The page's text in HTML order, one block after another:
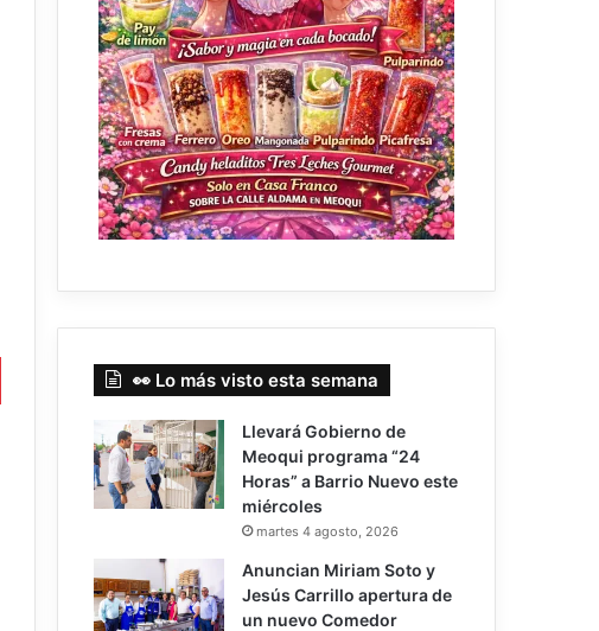
👀 Lo más visto esta semana
Llevará Gobierno de
Meoqui programa “24
Horas” a Barrio Nuevo este
miércoles
martes 4 agosto, 2026
Anuncian Miriam Soto y
Jesús Carrillo apertura de
un nuevo Comedor